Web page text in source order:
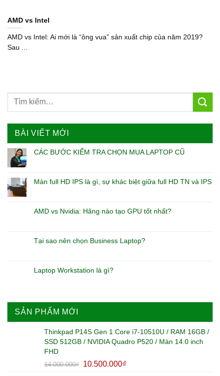
BÀI VIẾT MỚI
CÁC BƯỚC KIỂM TRA CHỌN MUA LAPTOP CŨ
Màn full HD IPS là gì, sự khác biệt giữa full HD TN và IPS
AMD vs Nvidia: Hãng nào tạo GPU tốt nhất?
Tại sao nên chọn Business Laptop?
Laptop Workstation là gì?
SẢN PHẨM MỚI
Thinkpad P14S Gen 1 Core i7-10510U / RAM 16GB /
SSD 512GB / NVIDIA Quadro P520 / Màn 14.0 inch
FHD
14.000.000₫ 10.500.000₫
AMD vs Intel
AMD vs Intel: Ai mới là “ông vua” sản xuất chip của năm 2019?
Sau ...